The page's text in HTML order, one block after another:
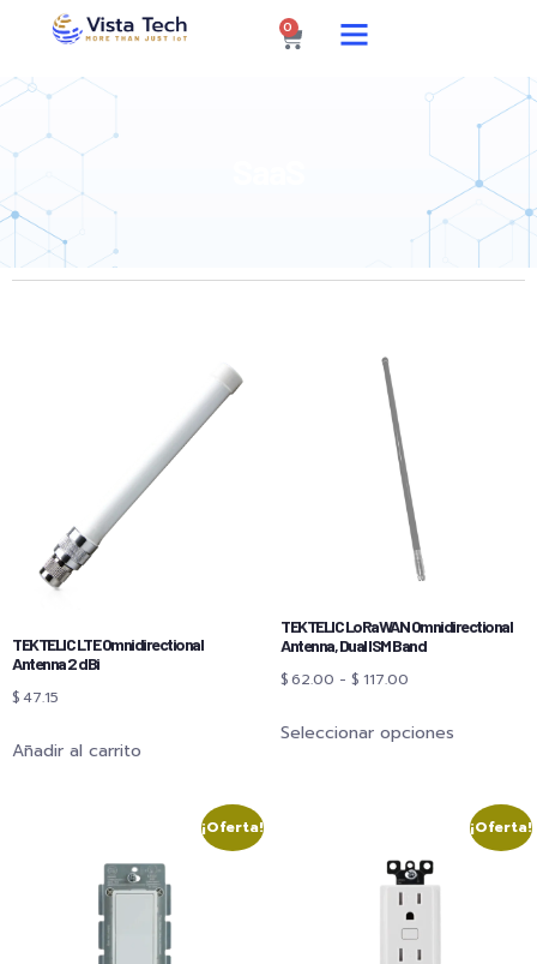
0
TEKTELIC LTE Omnidirectional
Antenna 2 dBi
$47.15
Añadir al carrito
TEKTELIC LoRaWAN Omnidirectional
Antenna, Dual ISM Band
$62.00 - $ 117.00
Seleccionar opciones
¡Oferta! ¡Oferta!